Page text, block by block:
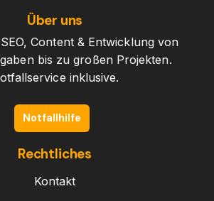
Über uns
Content & Entwicklung von
bis zu großen Projekten.
inklusive.
Notfallhilfe
Rechtliches
Kontakt